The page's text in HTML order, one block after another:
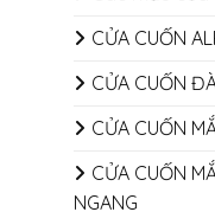
CỬA CUỐN
CỬA CUỐN
CỬA CUỐN
CỬA CUỐN
NGANG